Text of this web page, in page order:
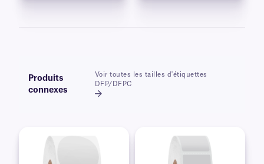
Produits
connexes
Voir toutes les tailles d'étiquettes
DFP/DFPC